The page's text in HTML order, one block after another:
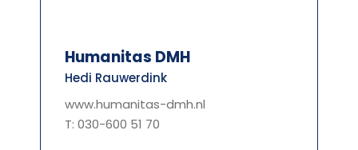
Humanitas DMH
Hedi Rauwerdink
www.humanitas-dmh.nl
T: 030-600 51 70